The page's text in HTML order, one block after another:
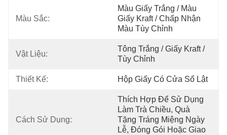
Màu Sắc:
Màu Giấy Trắng / Màu
Giấy Kraft / Chấp Nhận
Màu Tùy Chỉnh
Vật Liệu:
Tông Trắng / Giấy Kraft /
Tùy Chỉnh
Thiết Kế: Hộp Giấy Có Cửa Sổ Lật
Cách Sử Dụng:
Thích Hợp Để Sử Dụng
Làm Trà Chiều, Quà
Tặng Tráng Miệng Ngày
Lễ, Đóng Gói Hoặc Giao